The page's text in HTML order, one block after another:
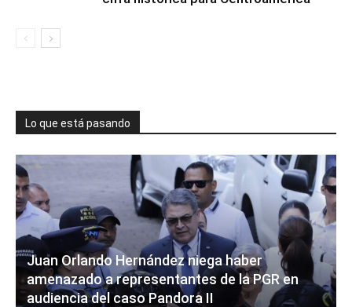
Lo que está pasando
Juan Orlando Hernández niega haber
amenazado a representantes de la PGR en
audiencia del caso Pandora II